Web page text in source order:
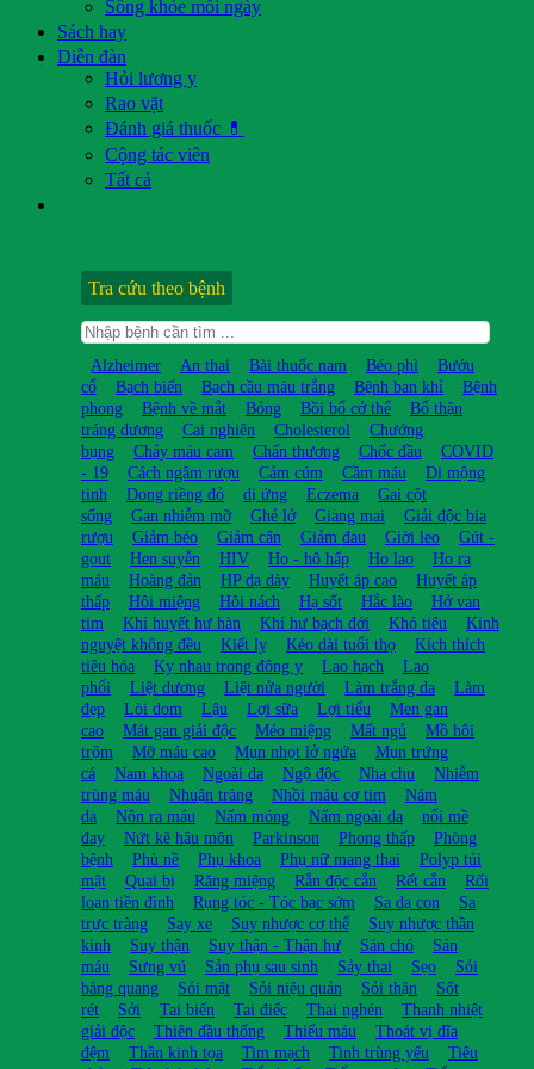
Sống khỏe mỗi ngày
Sách hay
Diễn đàn
Hỏi lương y
Rao vặt
Đánh giá thuốc 💊
Cộng tác viên
Tất cả
Tra cứu theo bệnh
Alzheimer An thai Bài thuốc nam Béo phì
Bướu
cổ
Bạch biến Bạch cầu máu trắng Bệnh ban khỉ
Bệnh
phong
Bệnh về mắt Bỏng Bồi bổ cở thể
Bổ thận
tráng dương
Cai nghiện Cholesterol
Chướng
bụng
Chảy máu cam Chấn thương Chốc đầu
COVID
- 19
Cách ngâm rượu Cảm cúm Cầm máu
Di mộng
tinh
Dong riềng đỏ dị ứng Eczema
Gai cột
sống
Gan nhiễm mỡ Ghẻ lở Giang mai
Giải độc bia
rượu
Giảm béo Giảm cân Giảm đau Giời leo
Gút -
gout
Hen suyễn HIV Ho - hô hấp Ho lao
Ho ra
máu
Hoàng đản HP dạ dày Huyết áp cao
Huyết áp
thấp
Hôi miệng Hôi nách Hạ sốt Hắc lào
Hở van
tim
Khí huyết hư hàn Khí hư bạch đới Khó tiêu
Kinh
nguyệt không đều
Kiết lỵ Kéo dài tuổi thọ
Kích thích
tiêu hóa
Kỵ nhau trong đông y Lao hạch
Lao
phổi
Liệt dương Liệt nửa người Làm trắng da
Làm
đẹp
Lòi dom Lậu Lợi sữa Lợi tiểu
Men gan
cao
Mát gan giải độc Méo miệng Mất ngủ
Mồ hôi
trộm
Mỡ máu cao Mụn nhọt lở ngứa
Mụn trứng
cá
Nam khoa Ngoài da Ngộ độc Nha chu
Nhiễm
trùng máu
Nhuận tràng Nhồi máu cơ tim
Nám
da
Nôn ra máu Nấm móng Nấm ngoài da
nổi mề
đay
Nứt kẽ hậu môn Parkinson Phong thấp
Phòng
bệnh
Phù nề Phụ khoa Phụ nữ mang thai
Polyp túi
mật
Quai bị Răng miệng Rắn độc cắn Rết cắn
Rối
loạn tiền đình
Rụng tóc - Tóc bạc sớm Sa dạ con
Sa
trực tràng
Say xe Suy nhược cơ thể
Suy nhược thần
kinh
Suy thận Suy thận - Thận hư Sán chó
Sán
máu
Sưng vú Sản phụ sau sinh Sảy thai Sẹo
Sỏi
bàng quang
Sỏi mật Sỏi niệu quản Sỏi thận
Sốt
rét
Sởi Tai biến Tai điếc Thai nghén
Thanh nhiệt
giải độc
Thiên đầu thống Thiếu máu
Thoát vị đĩa
đệm
Thần kinh tọa Tim mạch Tinh trùng yếu
Tiêu